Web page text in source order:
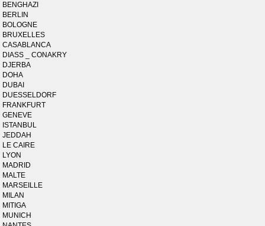
BENGHAZI
BERLIN
BOLOGNE
BRUXELLES
CASABLANCA
DIASS _ CONAKRY
DJERBA
DOHA
DUBAI
DUESSELDORF
FRANKFURT
GENEVE
ISTANBUL
JEDDAH
LE CAIRE
LYON
MADRID
MALTE
MARSEILLE
MILAN
MITIGA
MUNICH